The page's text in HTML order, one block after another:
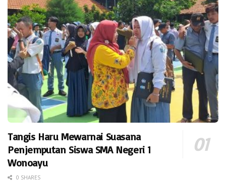
Tangis Haru Mewarnai Suasana
Penjemputan Siswa SMA Negeri 1
Wonoayu
0 SHARES